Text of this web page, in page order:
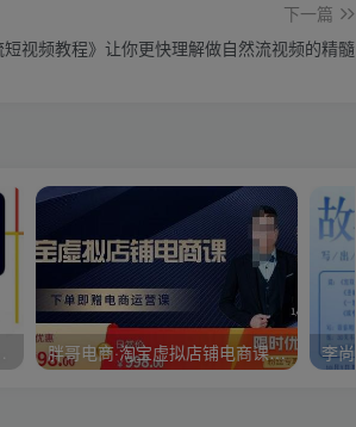
下一篇
视频教程》让你更快理解做自然流视频的精髓
运营玩法实操 胖哥电商·淘宝虚拟店铺电商课，解决小白做电商的困惑，新人一台手机也能做电商